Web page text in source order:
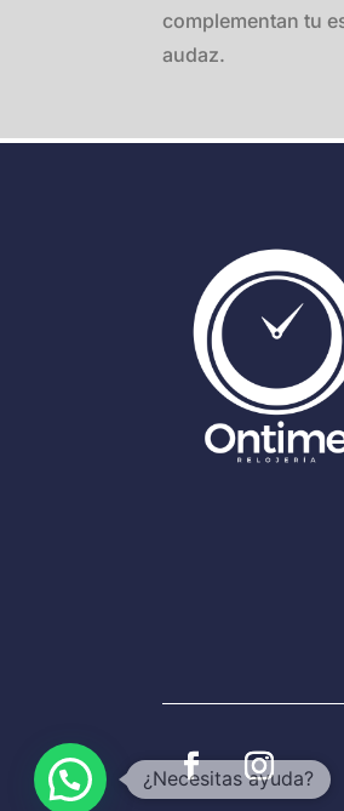
complementan tu
audaz.